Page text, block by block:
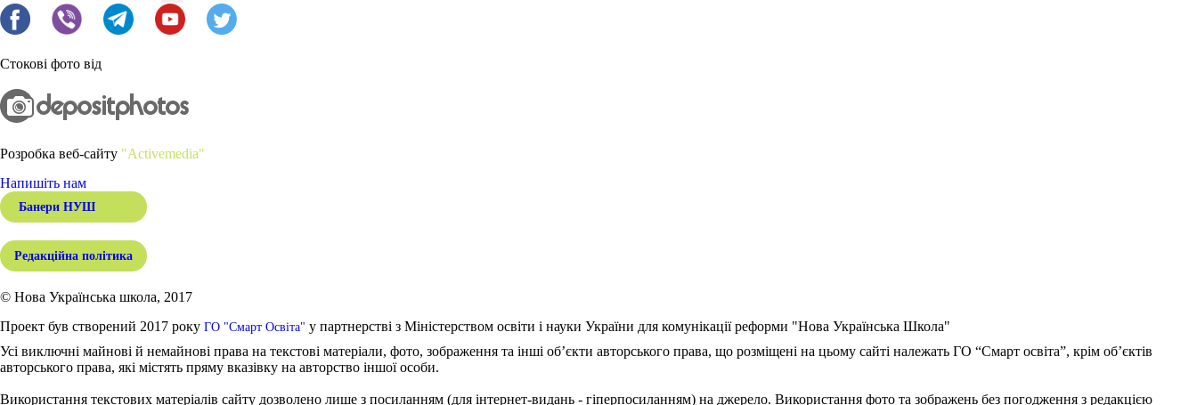
Стокові фото від
Розробка веб-сайту "Activemedia"
Напишіть нам
Банери НУШ
Редакційна політика
© Нова Українська школа, 2017
Проект був створений 2017 року ГО "Смарт Освіта" у партнерстві з Міністерством освіти і науки України для комунікації реформи "Нова Українська Школа"
Усі виключні майнові й немайнові права на текстові матеріали, фото, зображення та інші об’єкти авторського права, що розміщені на цьому сайті належать ГО “Смарт освіта”, крім об’єктів
авторського права, які містять пряму вказівку на авторство іншої особи.
Використання текстових матеріалів сайту дозволено лише з посиланням (для інтернет-видань - гіперпосиланням) на джерело. Використання фото та зображень без погодження з редакцією